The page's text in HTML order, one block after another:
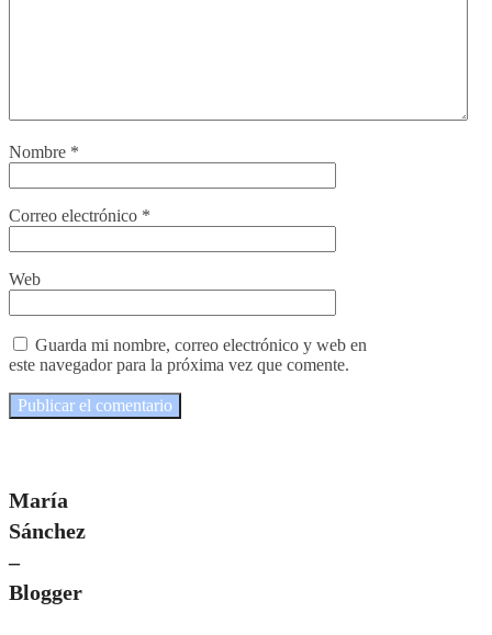
Nombre *
Correo electrónico *
Web
Guarda mi nombre, correo electrónico y web en
este navegador para la próxima vez que comente.
María
Sánchez
–
Blogger